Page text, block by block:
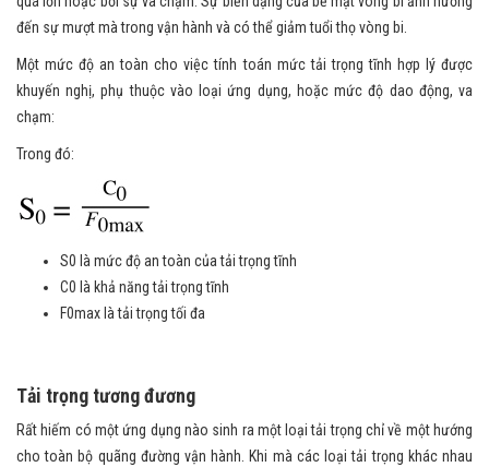
đến sự mượt mà trong vận hành và có thể giảm tuổi thọ vòng bi.
Một mức độ an toàn cho việc tính toán mức tải trọng tĩnh hợp lý được
khuyến nghị, phụ thuộc vào loại ứng dụng, hoặc mức độ dao động, va
chạm:
Trong đó:
S0 là mức độ an toàn của tải trọng tĩnh
C0 là khả năng tải trọng tĩnh
F0max là tải trọng tối đa
Tải trọng tương đương
Rất hiếm có một ứng dụng nào sinh ra một loại tải trọng chỉ về một hướng
cho toàn bộ quãng đường vận hành. Khi mà các loại tải trọng khác nhau